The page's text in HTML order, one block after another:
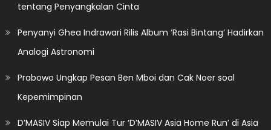
tentang Penyangkalan Cinta
Penyanyi Ghea Indrawari Rilis Album ‘Rasi Bintang’ Hadirkan
Analogi Astronomi
Prabowo Ungkap Pesan Ben Mboi dan Cak Noer soal
Kepemimpinan
D’MASIV Siap Memulai Tur ‘D’MASIV Asia Home Run’ di Asia